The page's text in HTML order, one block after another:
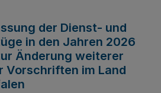
der Dienst- und
in den Jahren 2026
Änderung weiterer
Vorschriften im Land